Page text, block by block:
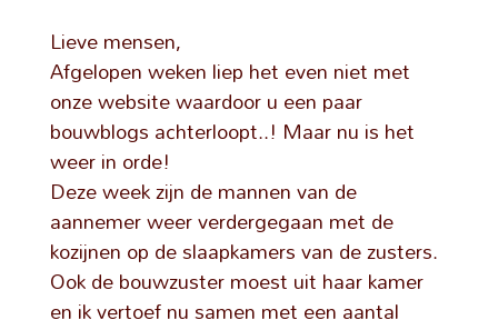
Lieve mensen,
Afgelopen weken liep het even niet met
onze website waardoor u een paar
bouwblogs achterloopt..! Maar nu is het
weer in orde!
Deze week zijn de mannen van de
aannemer weer verdergegaan met de
kozijnen op de slaapkamers van de zusters.
Ook de bouwzuster moest uit haar kamer
en ik vertoef nu samen met een aantal